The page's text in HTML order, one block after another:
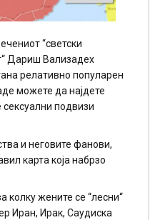
“светски
Дариш Вализадех
релативно популарен
можете да најдете
сексуални подвизи
и неговите фанови,
карта која набрзо
колку жените се “лесни“
Иран, Ирак, Саудиска